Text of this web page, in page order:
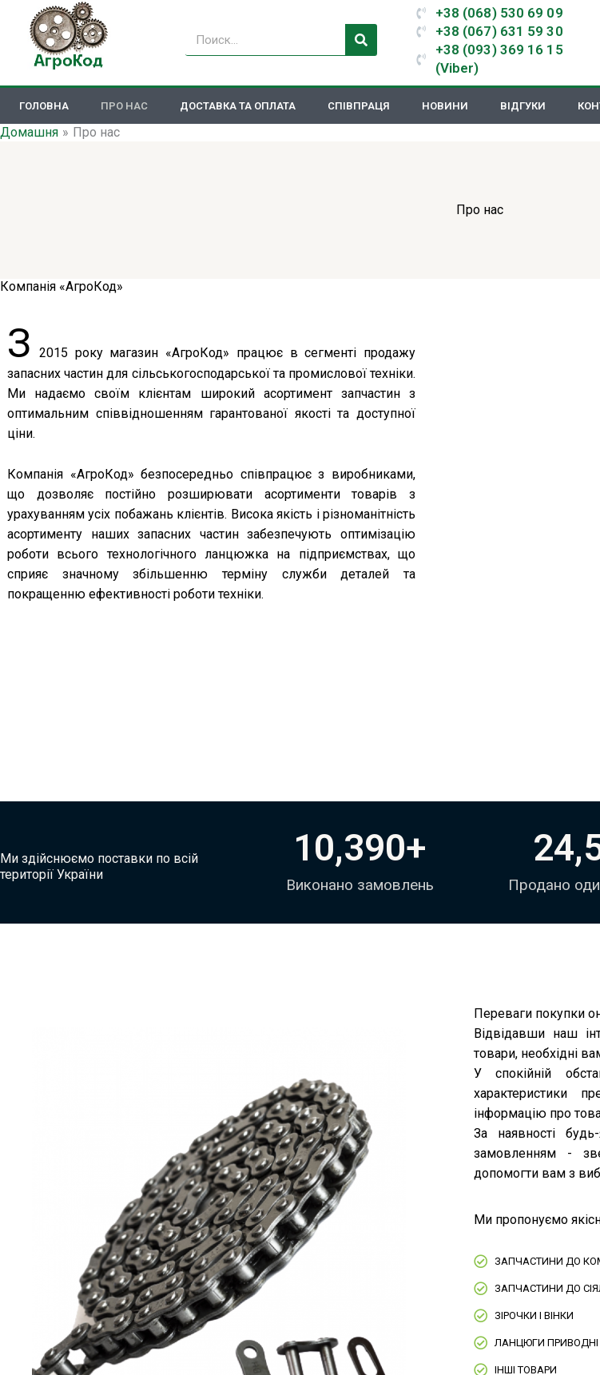
Перейти
вмісту
Пошук
+38 (068) 530 69 09
+38 (067) 631 59 30
+38 (093) 369 16 15
(Viber)
ГОЛОВНА ПРО НАС ДОСТАВКА ТА ОПЛАТА СПІВПРАЦЯ НОВИНИ ВІДГУКИ
Домашня Про нас
Про нас
Компанія «АгроКод»
З
2015 року магазин «АгроКод» працює в сегменті продажу
запасних частин для сільськогосподарської та промислової техніки.
Ми надаємо своїм клієнтам широкий асортимент запчастин з
оптимальним співвідношенням гарантованої якості та доступної
ціни.
Компанія «АгроКод» безпосередньо співпрацює з виробниками,
що дозволяє постійно розширювати асортименти товарів з
урахуванням усіх побажань клієнтів. Висока якість і різноманітність
асортименту наших запасних частин забезпечують оптимізацію
роботи всього технологічного ланцюжка на підприємствах, що
сприяє значному збільшенню терміну служби деталей та
покращенню ефективності роботи техніки.
Ми здійснюємо поставки по всій
території України
Виконано замовлень
10,390+
Продано
Переваги покупки
Відвідавши наш
товари, необхідні
У спокійній
характеристики
інформацію про
За наявності
замовленням -
допомогти вам з
Ми пропонуємо
ЗАПЧАСТИНИ ДО
ЗАПЧАСТИНИ ДО
ЗІРОЧКИ І ВІНКИ
ЛАНЦЮГИ ПРИВОДНІ
ІНШІ ТОВАРИ